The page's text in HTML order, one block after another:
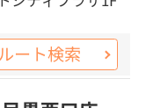
ート検索